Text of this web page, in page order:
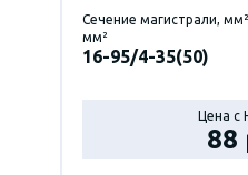
Сечение магистрали,
мм²
16-95/4-35(50)
Цена с
88